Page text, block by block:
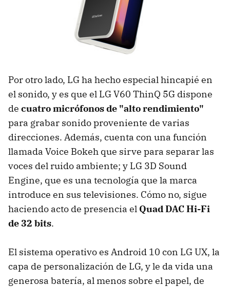
Por otro lado, LG ha hecho especial hincapié en
el sonido, y es que el LG V60 ThinQ 5G dispone
de cuatro micrófonos de "alto rendimiento"
para grabar sonido proveniente de varias
direcciones. Además, cuenta con una función
llamada Voice Bokeh que sirve para separar las
voces del ruido ambiente; y LG 3D Sound
Engine, que es una tecnología que la marca
introduce en sus televisiones. Cómo no, sigue
haciendo acto de presencia el Quad DAC Hi-Fi
de 32 bits.
El sistema operativo es Android 10 con LG UX, la
capa de personalización de LG, y le da vida una
generosa batería, al menos sobre el papel, de